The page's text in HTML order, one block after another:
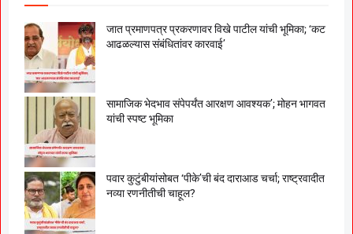
जात प्रमाणपत्र प्रकरणावर विखे पाटील यांची भूमिका; ‘कट
आढळल्यास संबंधितांवर कारवाई’
सामाजिक भेदभाव संपेपर्यंत आरक्षण आवश्यक’; मोहन भागवत
यांची स्पष्ट भूमिका
पवार कुटुंबीयांसोबत ‘पीके’ची बंद दाराआड चर्चा; राष्ट्रवादीत
नव्या रणनीतीची चाहूल?